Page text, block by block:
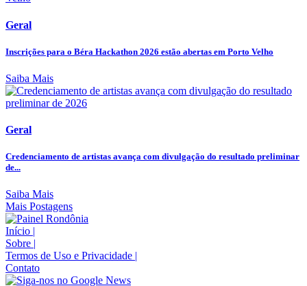
Geral
Inscrições para o Béra Hackathon 2026 estão abertas em Porto Velho
Saiba Mais
Geral
Credenciamento de artistas avança com divulgação do resultado preliminar
de...
Saiba Mais
Mais Postagens
Início
Sobre
Termos de Uso e Privacidade
Contato